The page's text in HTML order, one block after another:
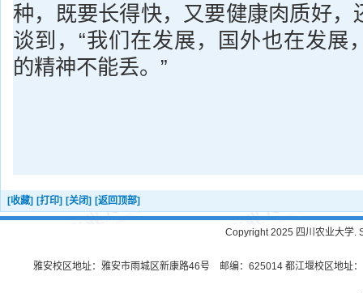
种，既要长得快，又要健康肉质好，
谈到，“我们在发展，国外也在发展
的精神不能丢。”
[收藏] [打印] [关闭] [返回顶部]
Copyright 2025 四川农业大学.
雅安校区地址：雅安市雨城区新康路46号 邮编：625014 都江堰校区地址